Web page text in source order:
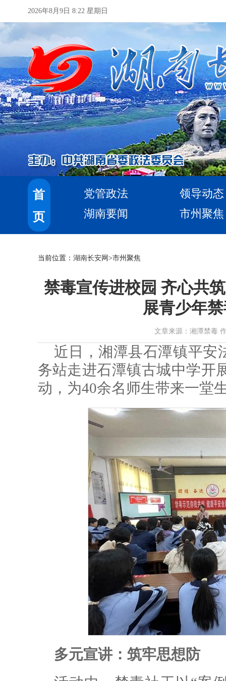
2026年8月9日 8:22 星期日
首
页
党管政法
领导动态
湖南要闻
市州聚焦
当前位置： 湖南长安网 >市州聚焦
禁毒宣传进校园 齐心共
展青少年
文章来源：湘潭禁毒
近日，湘潭县石潭镇平安
务站走进石潭镇古城中学开
动，为40余名师生带来一堂
多元宣讲：筑牢思想防